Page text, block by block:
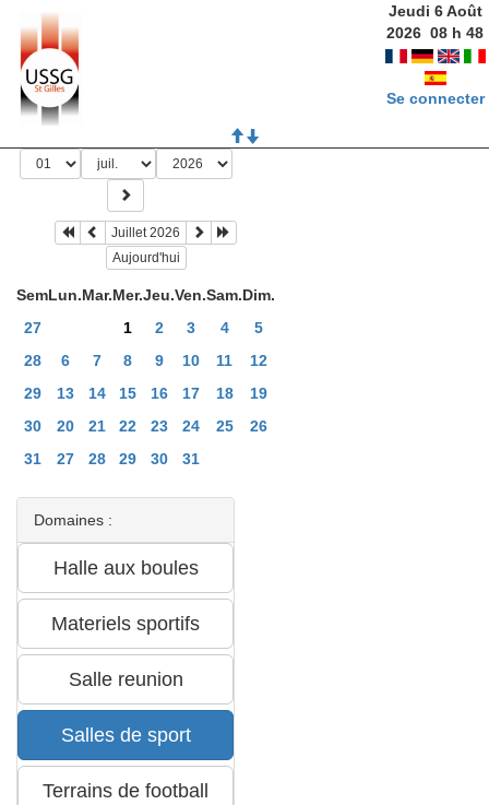
Jeudi 6 Août
2026 08 h48
Se connecter
Juillet 2026
Aujourd'hui
SemLun.Mar.Mer.Jeu.Ven.Sam.Dim.
27
1 2 3 4
5
28
6 7 8 9 10 11
12
29
13 14 15 16 17 18
19
30
20 21 22 23 24 25
26
31
27 28 29 30 31
Domaines :